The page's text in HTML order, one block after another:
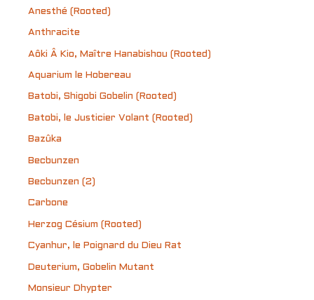
Anesthé (Rooted)
Anthracite
Aôki Â Kio, Maître Hanabishou (Rooted)
Aquarium le Hobereau
Batobi, Shigobi Gobelin (Rooted)
Batobi, le Justicier Volant (Rooted)
Bazûka
Becbunzen
Becbunzen (2)
Carbone
Herzog Césium (Rooted)
Cyanhur, le Poignard du Dieu Rat
Deuterium, Gobelin Mutant
Monsieur Dhypter